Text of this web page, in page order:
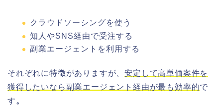
クラウドソーシングを使う
知人やSNS経由で受注する
副業エージェントを利用する
それぞれに特徴がありますが、安定して高単価案件を
獲得したいなら副業エージェント経由が最も効率的で
す。